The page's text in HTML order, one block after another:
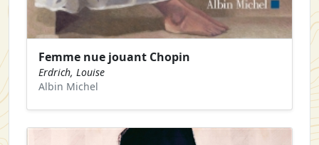
Femme nue jouant Chopin
Erdrich, Louise
Albin Michel